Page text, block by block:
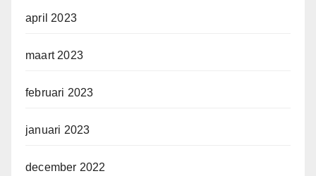
april 2023
maart 2023
februari 2023
januari 2023
december 2022